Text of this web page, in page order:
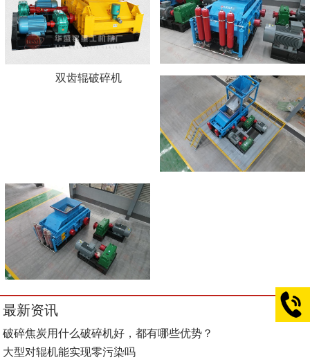
双齿辊破碎机
最新资讯
破碎焦炭用什么破碎机好，都有哪些优势？
大型对辊机能实现零污染吗